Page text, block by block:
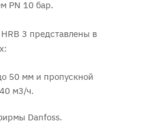
PN 10 бар.
3 представлены в
50 мм и пропускной
м3/ч.
Danfoss.